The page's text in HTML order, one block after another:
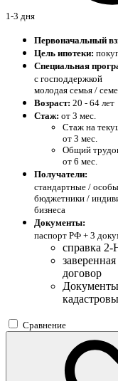
1-3 дня
Первоначальный
Цель ипотеки:
Специальная
с господдержкой
молодая семья /
Возраст: 20 - 64 лет
Стаж: от 3 мес.
Стаж на
от 3 мес.
Общий
от 6 мес.
Получатели:
стандартные /
бюджетники /
бизнеса
Документы:
паспорт РФ + 3
справка
договор
Сравнение